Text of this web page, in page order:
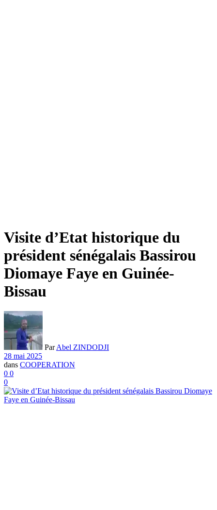
Visite d’Etat historique du
président sénégalais Bassirou
Diomaye Faye en Guinée-
Bissau
Par Abel ZINDODJI
28 mai 2025
dans COOPERATION
0 0
0